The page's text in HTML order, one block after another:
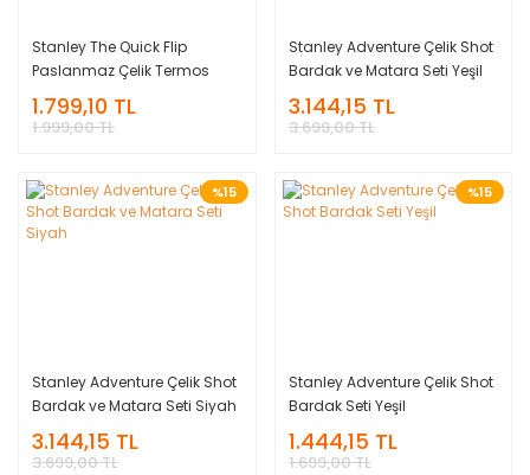
Stanley The Quick Flip
Paslanmaz Çelik Termos
Bardak 0.47 LT
1.799,10 TL
1.999,00 TL
Stanley Adventure Çelik Shot
Bardak ve Matara Seti Yeşil
3.144,15 TL
3.699,00 TL
%15
Stanley Adventure Çelik Shot
Bardak ve Matara Seti Siyah
3.144,15 TL
3.699,00 TL
%15
Stanley Adventure Çelik Shot
Bardak Seti Yeşil
1.444,15 TL
1.699,00 TL